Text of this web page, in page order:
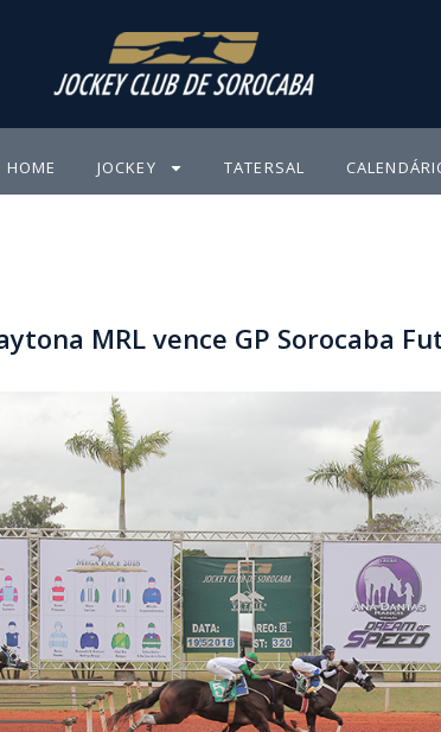
HOME JOCKEY TATERSAL
MRL vence GP Sorocaba